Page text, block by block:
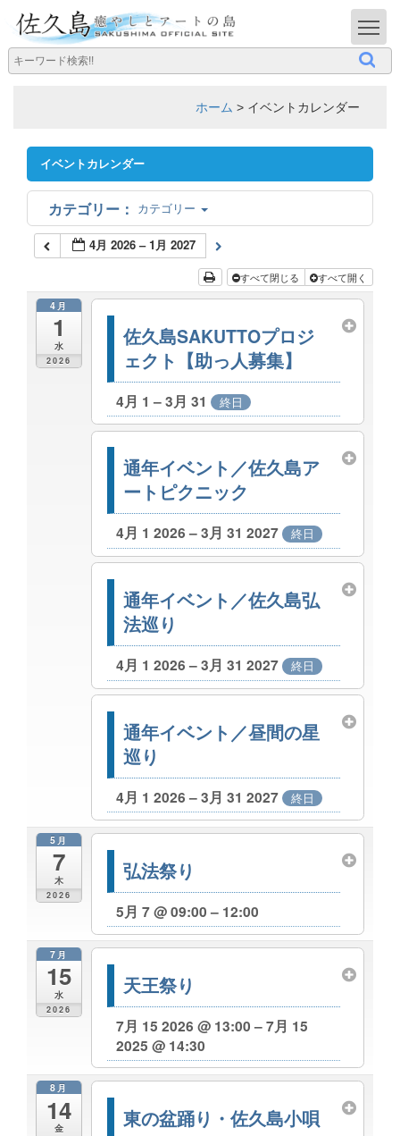
ホーム > イベントカレンダー
イベントカレンダー
カテゴリー
4月 2026 – 1月 2027
すべて閉じる すべて開く
4月
1
水
2026
佐久島SAKUTTOプロジ
ェクト【助っ人募集】
4月 1 – 3月 31 終日
通年イベント／佐久島ア
ートピクニック
4月 1 2026 – 3月 31 2027 終日
通年イベント／佐久島弘
法巡り
4月 1 2026 – 3月 31 2027 終日
通年イベント／昼間の星
巡り
4月 1 2026 – 3月 31 2027 終日
5月
7
木
2026
弘法祭り
5月 7 @ 09:00 – 12:00
7月
15
水
2026
天王祭り
7月 15 2026 @ 13:00 – 7月 15
2025 @ 14:30
8月
14
金 東の盆踊り・佐久島小唄